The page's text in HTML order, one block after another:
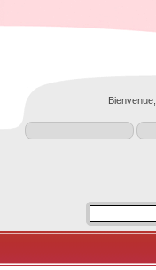
Bienvenue,